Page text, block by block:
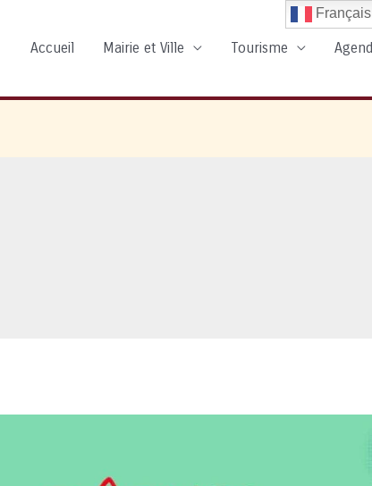
Accueil Mairie et Ville Tourisme
Français